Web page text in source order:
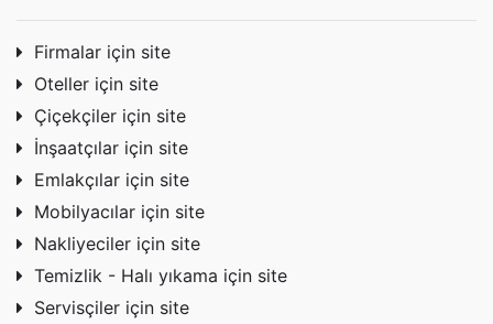
Firmalar için site
Oteller için site
Çiçekçiler için site
İnşaatçılar için site
Emlakçılar için site
Mobilyacılar için site
Nakliyeciler için site
Temizlik - Halı yıkama için site
Servisçiler için site